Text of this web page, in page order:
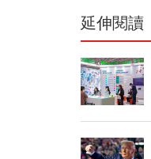
延伸閱讀